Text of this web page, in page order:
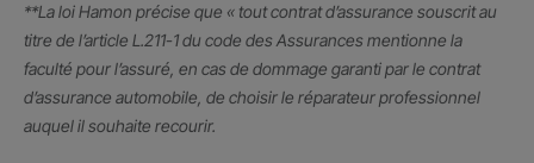
**La loi Hamon précise que « tout contrat d’assurance souscrit au
titre de l’article L.211-1 du code des Assurances mentionne la
faculté pour l’assuré, en cas de dommage garanti par le contrat
d’assurance automobile, de choisir le réparateur professionnel
auquel il souhaite recourir.